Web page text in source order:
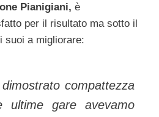
Pianigiani, è
per il risultato ma sotto il
suoi a migliorare:
compattezza
ultime gare avevamo